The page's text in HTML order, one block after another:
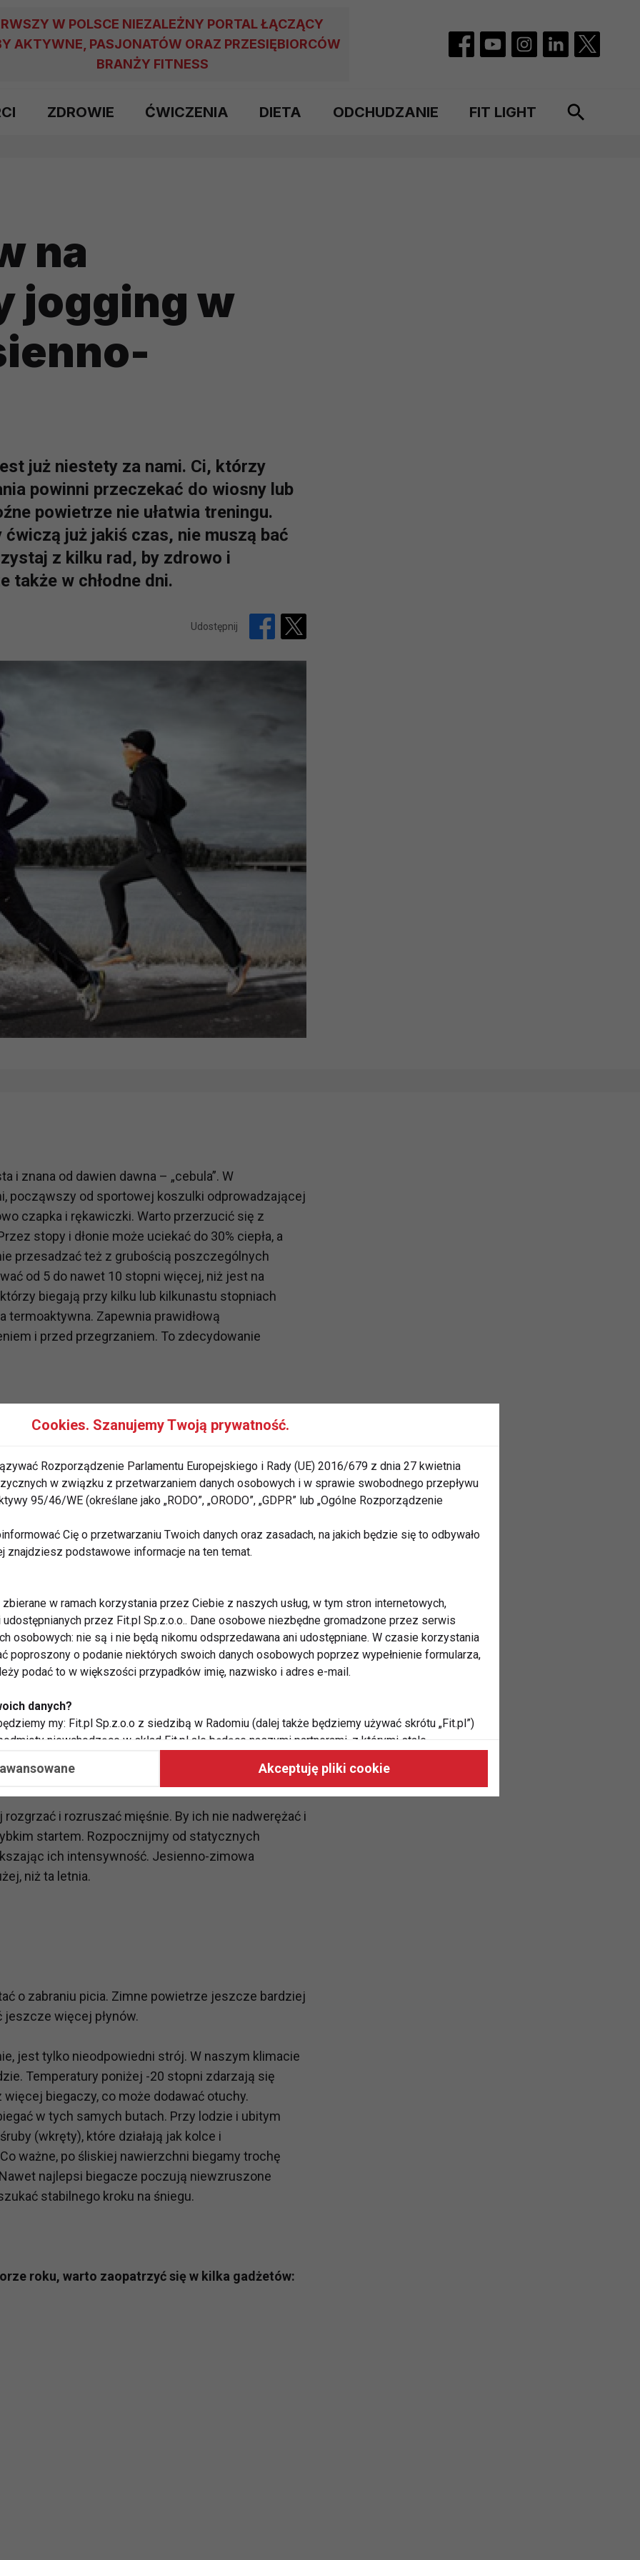
W POLSCE NIEZALEŻNY PORTAL ŁĄCZĄCY
AKTYWNE, PASJONATÓW ORAZ PRZESIĘBIORCÓW
BRANŻY FITNESS
ZDROWIE ĆWICZENIA DIETA ODCHUDZANIE FIT LIGHT
na
jogging w
już niestety za nami. Ci, którzy
powinni przeczekać do wiosny lub
powietrze nie ułatwia treningu.
już jakiś czas, nie muszą bać
z kilku rad, by zdrowo i
także w chłodne dni.
Udostępnij
i znana od dawien dawna – „cebula”. W
począwszy od sportowej koszulki odprowadzającej
czapka i rękawiczki. Warto przerzucić się z
stopy i dłonie może uciekać do 30% ciepła, a
przesadzać też z grubością poszczególnych
od 5 do nawet 10 stopni więcej, niż jest na
biegają przy kilku lub kilkunastu stopniach
Zapewnia prawidłową
i przed przegrzaniem. To zdecydowanie
i przed deszczem. Pozwala odprowadzać wilgoć
przed przegrzaniem lub przewianiem. Wybierzmy
będzie posiadać kaptur i kieszenie zapinane
do mieszkania, czy chusteczki higieniczne.
powinniśmy utrzymywać. Dlaczego? By nie
lodowate powietrze, które w zetknięciu z
i rozruszać mięśnie. By ich nie nadwerężać i
startem. Rozpocznijmy od statycznych
ich intensywność. Jesienno-zimowa
niż ta letnia.
o zabraniu picia. Zimne powietrze jeszcze bardziej
więcej płynów.
jest tylko nieodpowiedni strój. W naszym klimacie
Temperatury poniżej -20 stopni zdarzają się
biegaczy, co może dodawać otuchy.
w tych samych butach. Przy lodzie i ubitym
(wkręty), które działają jak kolce i
ważne, po śliskiej nawierzchni biegamy trochę
najlepsi biegacze poczują niewzruszone
stabilnego kroku na śniegu.
roku, warto zaopatrzyć się w kilka gadżetów:
Cookies. Szanujemy Twoją prywatność.
Rozporządzenie Parlamentu Europejskiego i Rady (UE) 2016/679 z dnia 27 kwietnia
w związku z przetwarzaniem danych osobowych i w sprawie swobodnego przepływu
95/46/WE (określane jako „RODO”, „ORODO”, „GDPR” lub „Ogólne Rozporządzenie
Cię o przetwarzaniu Twoich danych oraz zasadach, na jakich będzie się to odbywało
znajdziesz podstawowe informacje na ten temat.
w ramach korzystania przez Ciebie z naszych usług, w tym stron internetowych,
przez Fit.pl Sp.z.o.o.. Dane osobowe niezbędne gromadzone przez serwis
osobowych: nie są i nie będą nikomu odsprzedawana ani udostępniane. W czasie korzystania
poproszony o podanie niektórych swoich danych osobowych poprzez wypełnienie formularza,
podać to w większości przypadków imię, nazwisko i adres e-mail.
danych?
my: Fit.pl Sp.z.o.o z siedzibą w Radomiu (dalej także będziemy używać skrótu „Fit.pl”)
niewchodzące w skład Fit.pl ale będące naszymi partnerami, z którymi stale
dane?
w tym tematykę ukazujących się tam materiałów do Twoich zainteresowań oraz do
usług, w tym aby wykryć ewentualne boty, oszustwa czy nadużycia,
naszych usług oraz podmiotom uprawnionym do uzyskania danych na podstawie
organy ścigania – oczywiście tylko gdy wystąpią z żądaniem w oparciu o stosowną podstawę
Twoich danych?
dostępu do danych, sprostowania, usunięcia lub ograniczenia ich przetwarzania. Możesz
danych osobowych, zgłosić sprzeciw oraz skorzystać z innych praw wymienionych
Twoich danych?
musi być oparte na właściwej, zgodnej z obowiązującymi przepisami, podstawie prawnej.
danych w celu świadczenia usług, w tym dopasowywania ich do Twoich zainteresowań,
marketingowych podmiotów trzecich będzie odbywać się na podstawie Twojej dobrowolnej
Akceptuję pliki cookie